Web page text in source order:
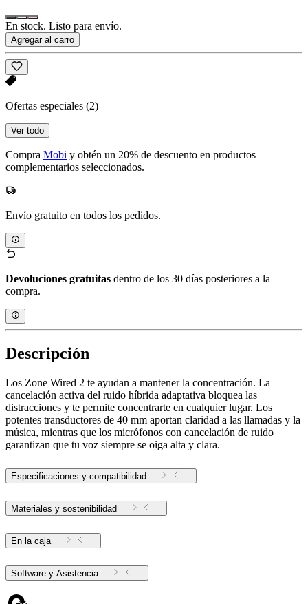
En stock. Listo para envío.
Agregar al carro
Ofertas especiales (2)
Ver todo
Compra Mobi y obtén un 20% de descuento en productos
complementarios seleccionados.
Envío gratuito en todos los pedidos.
Devoluciones gratuitas dentro de los 30 días posteriores a la
compra.
Descripción
Los Zone Wired 2 te ayudan a mantener la concentración. La
cancelación activa del ruido híbrida adaptativa bloquea las
distracciones y te permite concentrarte en cualquier lugar. Los
potentes transductores de 40 mm aportan claridad a las llamadas y la
música, mientras que los micrófonos con cancelación de ruido
garantizan que tu voz siempre se oiga alta y clara.
Especificaciones y compatibilidad
Materiales y sostenibilidad
En la caja
Software y Asistencia